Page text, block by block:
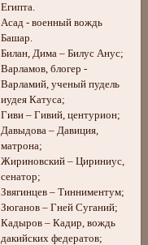
Египта.
Асад - военный вождь
Башар.
Билан, Дима – Билус Анус;
Варламов, блогер -
Варламий, ученый пудель
иудея Катуса;
Гиви – Гивий, центурион;
Давыдова – Давиция,
матрона;
Жириновский – Цириниус,
сенатор;
Звягинцев – Тинниментум;
Зюганов – Гней Суганий;
Кадыров – Кадир, вождь
дакийских федератов;